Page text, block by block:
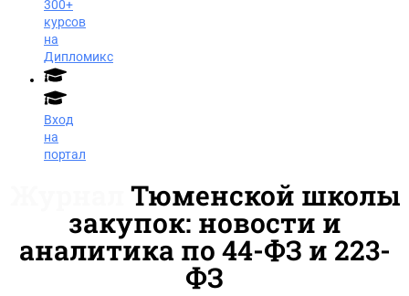
300+
курсов
на
Дипломикс
Вход
на
портал
Тюменской школы
закупок: новости и
аналитика по 44-ФЗ и 223-
ФЗ